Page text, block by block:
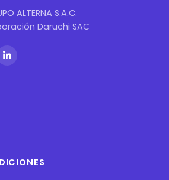
ALTERNA S.A.C.
Daruchi SAC